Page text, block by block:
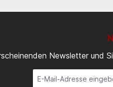
Newsletter